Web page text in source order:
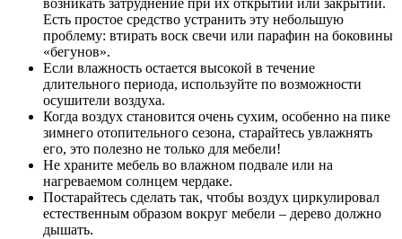
возникать затруднение при их открытии или закрытии.
Есть простое средство устранить эту небольшую
проблему: втирать воск свечи или парафин на боковины
«бегунов».
Если влажность остается высокой в течение
длительного периода, используйте по возможности
осушители воздуха.
Когда воздух становится очень сухим, особенно на пике
зимнего отопительного сезона, старайтесь увлажнять
его, это полезно не только для мебели!
Не храните мебель во влажном подвале или на
нагреваемом солнцем чердаке.
Постарайтесь сделать так, чтобы воздух циркулировал
естественным образом вокруг мебели – дерево должно
дышать.